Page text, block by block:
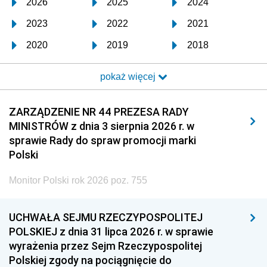
2026 2025 2024
2023 2022 2021
2020 2019 2018
2017 2016 2015
2014 2013 2012
2011 2010 2009
2008 2007 2006
2005
1996 1995 1994
1993 1992 1991
1990 1989
pokaż więcej
ZARZĄDZENIE NR 44 PREZESA RADY
MINISTRÓW z dnia 3 sierpnia 2026 r. w
sprawie Rady do spraw promocji marki
Polski
Monitor Polski rok 2026 poz. 755
UCHWAŁA SEJMU RZECZYPOSPOLITEJ
POLSKIEJ z dnia 31 lipca 2026 r. w sprawie
wyrażenia przez Sejm Rzeczypospolitej
Polskiej zgody na pociągnięcie do